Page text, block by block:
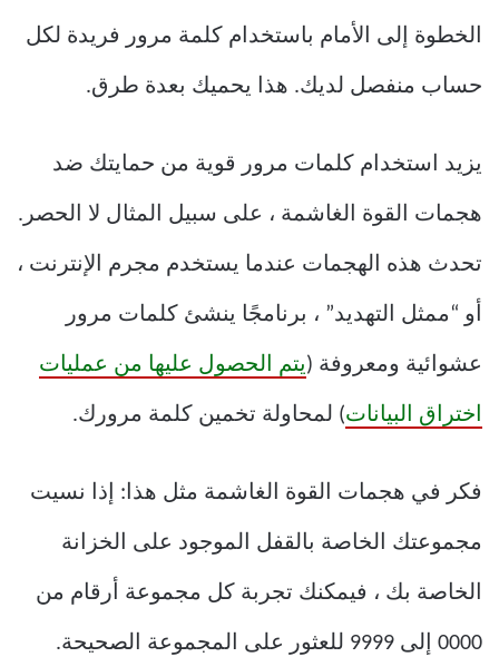
الخطوة إلى الأمام باستخدام كلمة مرور فريدة لكل
حساب منفصل لديك. هذا يحميك بعدة طرق.
يزيد استخدام كلمات مرور قوية من حمايتك ضد
هجمات القوة الغاشمة ، على سبيل المثال لا الحصر.
تحدث هذه الهجمات عندما يستخدم مجرم الإنترنت ،
أو “ممثل التهديد” ، برنامجًا ينشئ كلمات مرور
عشوائية ومعروفة (يتم الحصول عليها من عمليات
اختراق البيانات) لمحاولة تخمين كلمة مرورك.
فكر في هجمات القوة الغاشمة مثل هذا: إذا نسيت
مجموعتك الخاصة بالقفل الموجود على الخزانة
الخاصة بك ، فيمكنك تجربة كل مجموعة أرقام من
0000 إلى 9999 للعثور على المجموعة الصحيحة.